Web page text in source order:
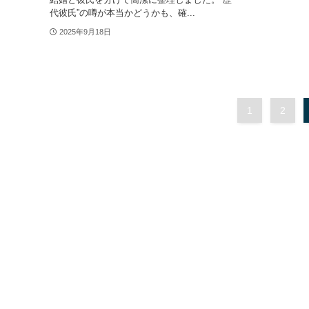
代彼氏”の噂が本当かどうかも、確...
2025年9月18日
1 2